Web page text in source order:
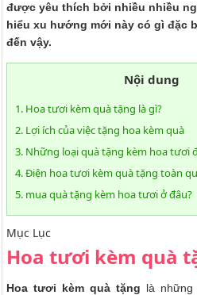
được yêu thích bởi nhiều nhiều
hiểu xu hướng mới này có gì đặc
đến vậy.
Nội dung
1. Hoa tươi kèm quà tặng là gì?
2. Lợi ích của việc tặng hoa kèm quà
3. Những loại quà tặng kèm hoa tươi
4. Điện hoa tươi kèm quà tặng toàn
5. mua quà tặng kèm hoa tươi ở đâu?
Mục Lục
Hoa tươi kèm quà
Hoa tươi kèm quà tặng là